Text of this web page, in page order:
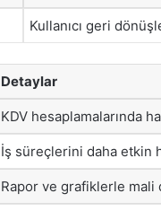
Kullanıcı geri
Detaylar
KDV hesaplamalarında
İş süreçlerini daha etkin
Rapor ve grafiklerle mali